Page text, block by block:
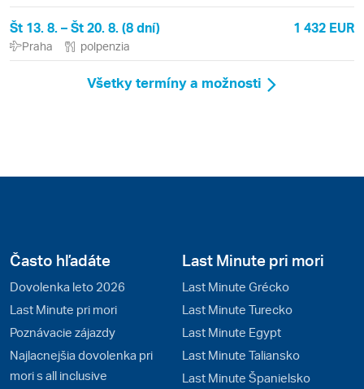
Št 13. 8. – Št 20. 8. (8 dní) 1 432 EUR
Praha polpenzia
Všetky termíny a možnosti
Často hľadáte
Dovolenka leto 2026
Last Minute pri mori
Poznávacie zájazdy
Najlacnejšia dovolenka pri
mori s all inclusive
Last Minute pri mori
Last Minute Grécko
Last Minute Turecko
Last Minute Egypt
Last Minute Taliansko
Last Minute Španielsko